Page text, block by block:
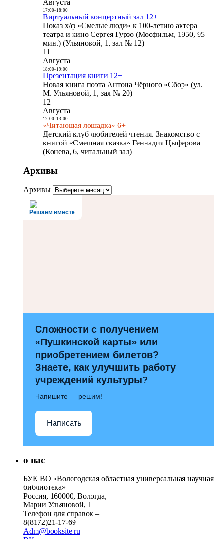
Августа
17:00- 18:00
Виртуальный концертный зал 12+
Показ х/ф «Смелые люди» к 100-летию актера
театра и кино Сергея Гурзо (Мосфильм, 1950, 95
мин.) (Ульяновой, 1, зал № 12)
11
Августа
18:00- 19:00
Презентация книги 12+
Новая книга поэта Антона Чёрного «Сбор» (ул.
М. Ульяновой, 1, зал № 20)
12
Августа
12:00- 13:00
«Читающая лошадка» 6+
Детский клуб любителей чтения. Знакомство с
книгой «Смешная сказка» Геннадия Цыферова
(Конева, 6, читальный зал)
Архивы
Архивы
Решаем вместе
Сложности с получением
«Пушкинской карты» или
приобретением билетов?
Знаете, как улучшить работу
учреждений культуры?
Напишите — решим!
Написать
о нас
БУК ВО «Вологодская областная универсальная научная
библиотека»
Россия, 160000, Вологда,
Марии Ульяновой, 1
Телефон для справок –
8(8172)21-17-69
Adm@booksite.ru